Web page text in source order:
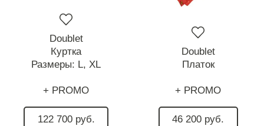
Doublet
Куртка
Размеры: L, XL
+ PROMO
122 700 руб.
Doublet
Платок
+ PROMO
46 200 руб.